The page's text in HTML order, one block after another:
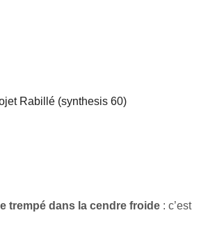
trempé dans la cendre froide : c’est